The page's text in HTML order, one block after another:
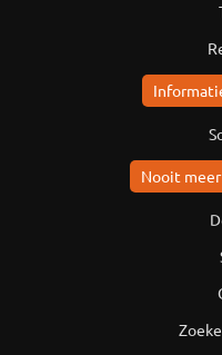
Nooit